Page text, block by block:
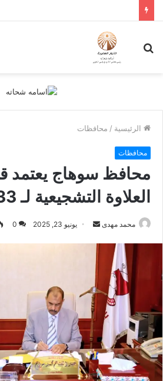
الرئيسية / محافظات
محافظات
محافظ سوهاج يعتمد
العلاوة التشجيعية لـ 633 موظف
محمد مهدى
أرسل يونيو 23, 2025 0